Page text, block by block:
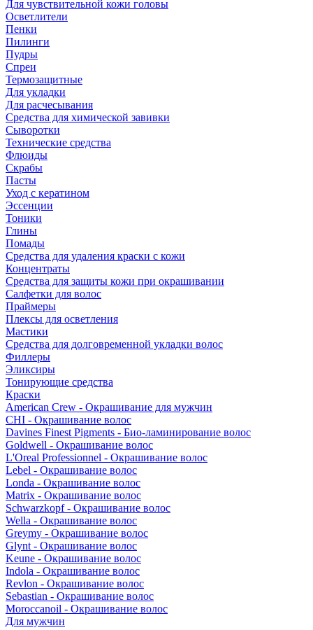
Для чувствительной кожи головы
Осветлители
Пенки
Пилинги
Пудры
Спреи
Термозащитные
Для укладки
Для расчесывания
Средства для химической завивки
Сыворотки
Технические средства
Флюиды
Скрабы
Пасты
Уход с кератином
Эссенции
Тоники
Глины
Помады
Средства для удаления краски с кожи
Концентраты
Средства для защиты кожи при окрашивании
Салфетки для волос
Праймеры
Плексы для осветления
Мастики
Средства для долговременной укладки волос
Филлеры
Эликсиры
Тонирующие средства
Краски
American Crew - Окрашивание для мужчин
CHI - Окрашивание волос
Davines Finest Pigments - Био-ламинирование волос
Goldwell - Окрашивание волос
L'Oreal Professionnel - Окрашивание волос
Lebel - Окрашивание волос
Londa - Окрашивание волос
Matrix - Окрашивание волос
Schwarzkopf - Окрашивание волос
Wella - Окрашивание волос
Greymy - Окрашивание волос
Glynt - Окрашивание волос
Keune - Окрашивание волос
Indola - Окрашивание волос
Revlon - Окрашивание волос
Sebastian - Окрашивание волос
Moroccanoil - Окрашивание волос
Для мужчин